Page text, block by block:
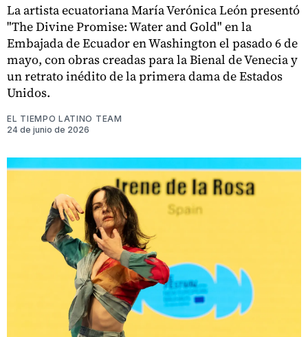
La artista ecuatoriana María Verónica León presentó
"The Divine Promise: Water and Gold" en la
Embajada de Ecuador en Washington el pasado 6 de
mayo, con obras creadas para la Bienal de Venecia y
un retrato inédito de la primera dama de Estados
Unidos.
EL TIEMPO LATINO TEAM
24 de junio de 2026